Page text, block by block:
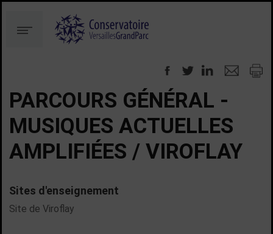
au
contenu
à
Menu
PARCOURS GÉNÉRAL -
MUSIQUES ACTUELLES
AMPLIFIÉES / VIROFLAY
Sites d'enseignement
Site de Viroflay